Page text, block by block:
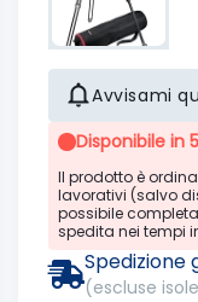
Avvisami
Disponibile in
Il prodotto è
lavorativi (salvo
possibile
spedita nei tempi
Spedizione
(escluse